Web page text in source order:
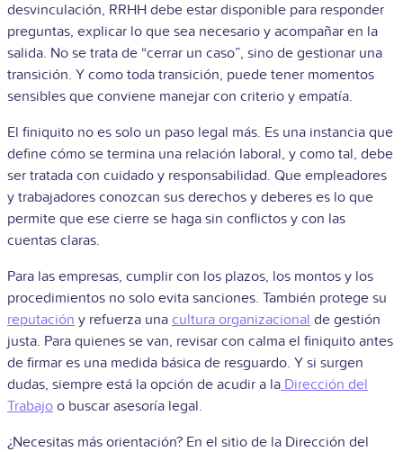
desvinculación, RRHH debe estar disponible para responder
preguntas, explicar lo que sea necesario y acompañar en la
salida. No se trata de “cerrar un caso”, sino de gestionar una
transición. Y como toda transición, puede tener momentos
sensibles que conviene manejar con criterio y empatía.
El finiquito no es solo un paso legal más. Es una instancia que
define cómo se termina una relación laboral, y como tal, debe
ser tratada con cuidado y responsabilidad. Que empleadores
y trabajadores conozcan sus derechos y deberes es lo que
permite que ese cierre se haga sin conflictos y con las
cuentas claras.
Para las empresas, cumplir con los plazos, los montos y los
procedimientos no solo evita sanciones. También protege su
reputación y refuerza una cultura organizacional de gestión
justa. Para quienes se van, revisar con calma el finiquito antes
de firmar es una medida básica de resguardo. Y si surgen
dudas, siempre está la opción de acudir a la Dirección del
Trabajo o buscar asesoría legal.
¿Necesitas más orientación? En el sitio de la Dirección del